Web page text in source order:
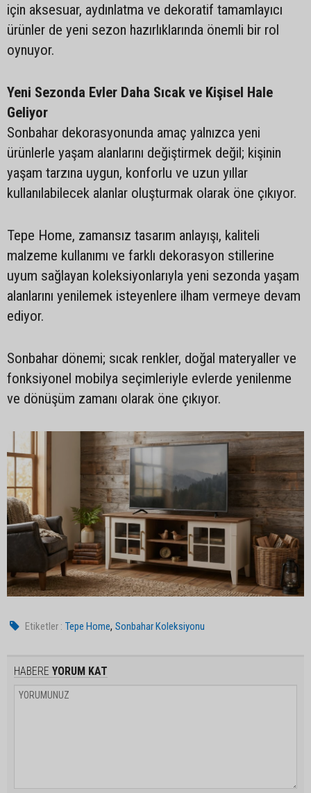
için aksesuar, aydınlatma ve dekoratif tamamlayıcı
ürünler de yeni sezon hazırlıklarında önemli bir rol
oynuyor.
Yeni Sezonda Evler Daha Sıcak ve Kişisel Hale
Geliyor
Sonbahar dekorasyonunda amaç yalnızca yeni
ürünlerle yaşam alanlarını değiştirmek değil; kişinin
yaşam tarzına uygun, konforlu ve uzun yıllar
kullanılabilecek alanlar oluşturmak olarak öne çıkıyor.
Tepe Home, zamansız tasarım anlayışı, kaliteli
malzeme kullanımı ve farklı dekorasyon stillerine
uyum sağlayan koleksiyonlarıyla yeni sezonda yaşam
alanlarını yenilemek isteyenlere ilham vermeye devam
ediyor.
Sonbahar dönemi; sıcak renkler, doğal materyaller ve
fonksiyonel mobilya seçimleriyle evlerde yenilenme
ve dönüşüm zamanı olarak öne çıkıyor.
Etiketler : Tepe Home,Sonbahar Koleksiyonu
HABERE YORUM KAT